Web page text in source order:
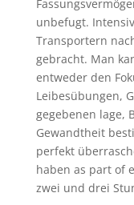
unbefugt.
Transportern
gebracht. Man
entweder den
Leibesübungen,
gegebenen lage,
Gewandtheit
perfekt
haben as part of
zwei und drei